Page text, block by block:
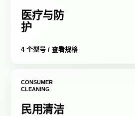
医疗与防
护
4 个型号 / 查看规格
CONSUMER
CLEANING
民用清洁